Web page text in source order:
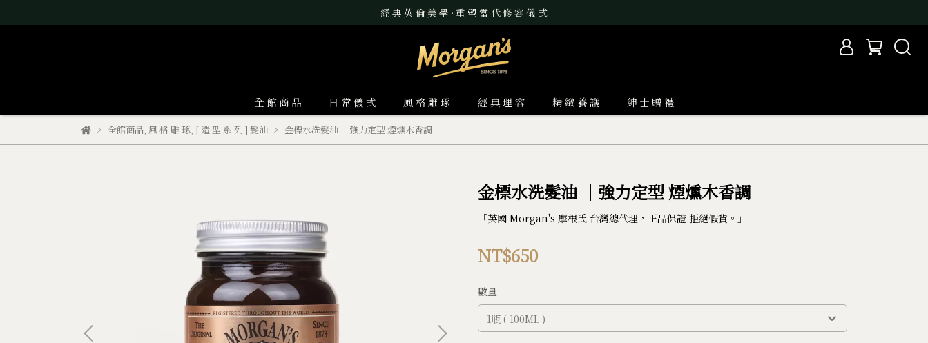
經 典 英 倫 美 學 · 重 塑 當 代 修 容 儀 式
全 館 商 品 日 常 儀 式 風 格 雕 琢 經 典 理 容 精 緻 養 護 紳 士 贈 禮
全館商品, 風 格 雕 琢, [ 造 型 系 列 ] 髮油 金標水洗髮油 ｜強力定型 煙燻木香調
金標水洗髮油 ｜強力定型 煙燻木香調
「英國 Morgan's 摩根氏 台灣總代理，正品保證 拒絕假貨。」
NT$650
數量